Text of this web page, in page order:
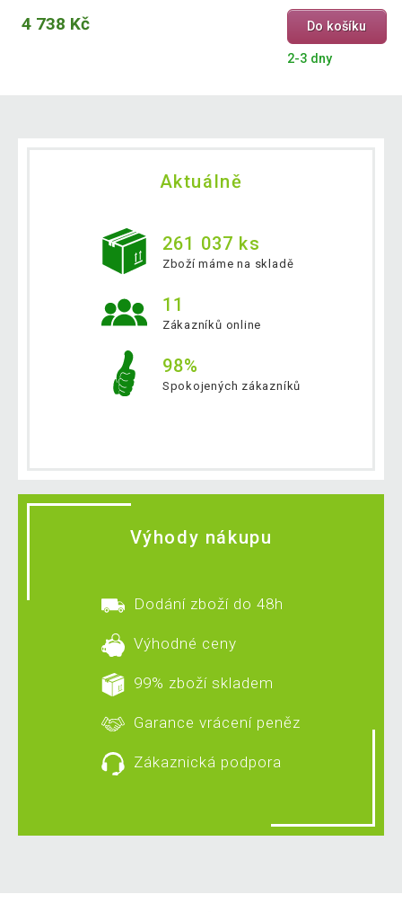
4 738 Kč Do košíku
2-3 dny
Aktuálně
261 037 ks
Zboží máme na skladě
11
Zákazníků online
98%
Spokojených zákazníků
Výhody nákupu
Dodání zboží do 48h
Výhodné ceny
99% zboží skladem
Garance vrácení peněz
Zákaznická podpora